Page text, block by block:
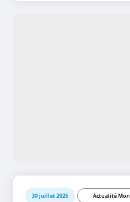
30 juillet 2026 Actualité